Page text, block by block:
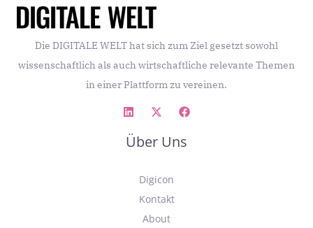
Die DIGITALE WELT hat sich zum Ziel gesetzt sowohl
wissenschaftlich als auch wirtschaftliche relevante Themen
in einer Plattform zu vereinen.
Über Uns
Digicon
Kontakt
About